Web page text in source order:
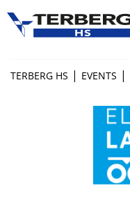
TERBERG HS | EVENTS |